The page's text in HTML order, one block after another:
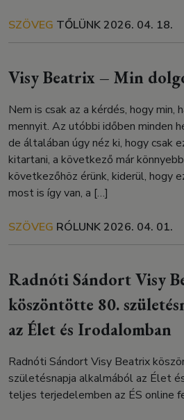
SZÖVEG TŐLÜNK2026. 04. 18.
Visy Beatrix – Min
Nem is csak az a kérdés, hogy min,
mennyit. Az utóbbi időben minden
de általában úgy néz ki, hogy csak
kitartani, a következő már
következőhöz érünk, kiderül, hogy
most is így van, a […]
SZÖVEG RÓLUNK2026. 04. 01.
Radnóti Sándort Visy
köszöntötte 80.
az Élet és Irodalomban
Radnóti Sándort Visy Beatrix
születésnapja alkalmából az Élet
teljes terjedelemben az ÉS online